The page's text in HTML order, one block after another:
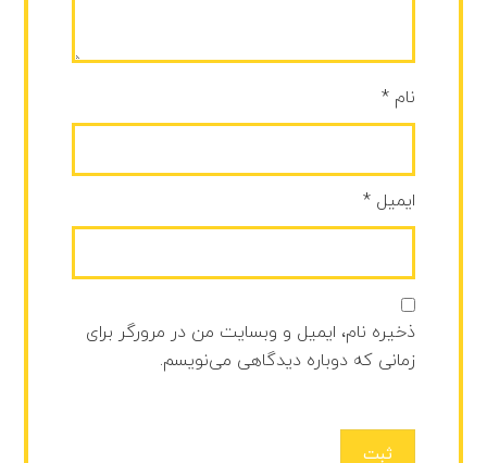
نام*
ایمیل*
ذخیره نام، ایمیل و وبسایت من در مرورگر برای
زمانی که دوباره دیدگاهی می‌نویسم.
ثبت